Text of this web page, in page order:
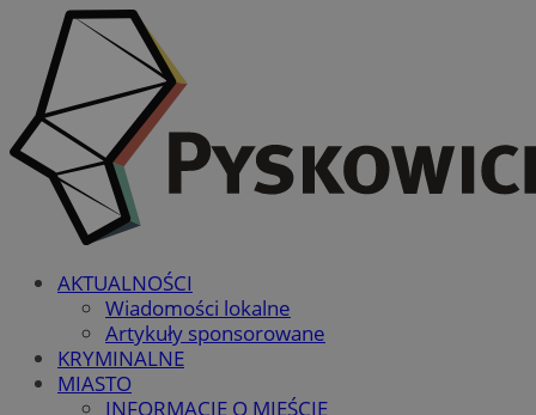
AKTUALNOŚCI
Wiadomości lokalne
Artykuły sponsorowane
KRYMINALNE
MIASTO
INFORMACJE O MIEŚCIE